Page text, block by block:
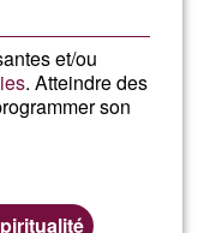
et/ou
. Atteindre des
son